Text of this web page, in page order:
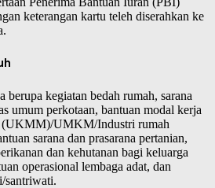
keterangan kartu teleh diserahkan ke
berupa kegiatan bedah rumah, sarana
umum perkotaan, bantuan modal kerja
(UKMM)/UMKM/Industri rumah
sarana dan prasarana pertanian,
dan kehutanan bagi keluarga
operasional lembaga adat, dan
santriwati.